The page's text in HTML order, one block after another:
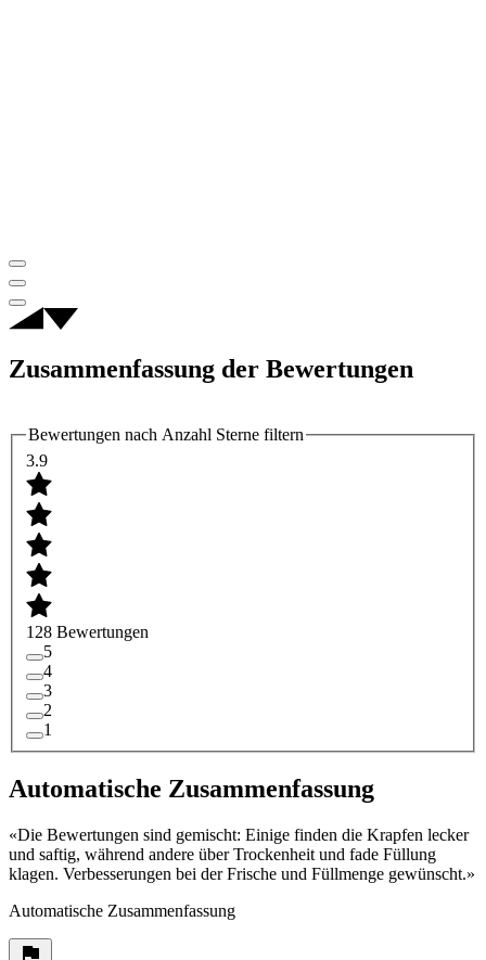
Zusammenfassung der Bewertungen
Bewertungen nach Anzahl Sterne filtern
3.9
128 Bewertungen
5
4
3
2
1
Automatische Zusammenfassung
«Die Bewertungen sind gemischt: Einige finden die Krapfen lecker
und saftig, während andere über Trockenheit und fade Füllung
klagen. Verbesserungen bei der Frische und Füllmenge gewünscht.»
Automatische Zusammenfassung